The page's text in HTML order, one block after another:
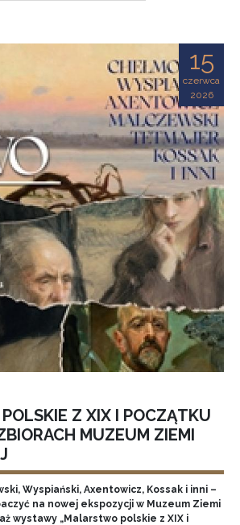
15
czerwca
2026
Z XIX I POCZĄTKU
MUZEUM ZIEMI
Wyspiański, Axentowicz, Kossak i inni –
na nowej ekspozycji w Muzeum Ziemi
wystawy „Malarstwo polskie z XIX i